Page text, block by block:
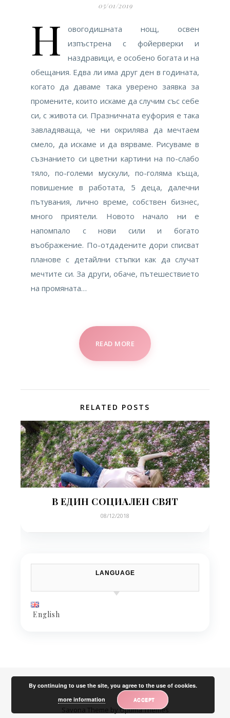
05/01/2019
Н
овогодишната нощ, освен
изпъстрена с фойерверки и
наздравици, е особено богата и на
обещания. Едва ли има друг ден в годината,
когато да даваме така уверено заявка за
промените, които искаме да случим със себе
си, с живота си. Празничната еуфория е така
завладяваща, че ни окрилява да мечтаем
смело, да искаме и да вярваме. Рисуваме в
съзнанието си цветни картини на по-слабо
тяло, по-големи мускули, по-голяма къща,
повишение в работата, 5 деца, далечни
пътувания, лично време, собствен бизнес,
много приятели. Новото начало ни е
напомпало с нови сили и богато
въображение. По-отдадените дори списват
планове с детайлни стъпки как да случат
мечтите си. За други, обаче, пътешествието
на промяната…
READ MORE
RELATED POSTS
В ЕДИН СОЦИАЛЕН СВЯТ
08/12/2018
LANGUAGE
English
Savona Theme byOptima Themes
By continuing to use the site, you agree to the use of cookies.
more information
ACCEPT